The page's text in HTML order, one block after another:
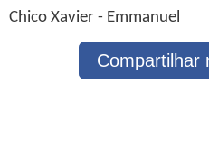
Chico Xavier - Emmanuel
Compartilhar